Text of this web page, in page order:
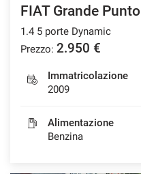
FIAT Grande Punto
1.4 5 porte Dynamic
Prezzo: 2.950 €
Immatricolazione
2009
Alimentazione
Benzina